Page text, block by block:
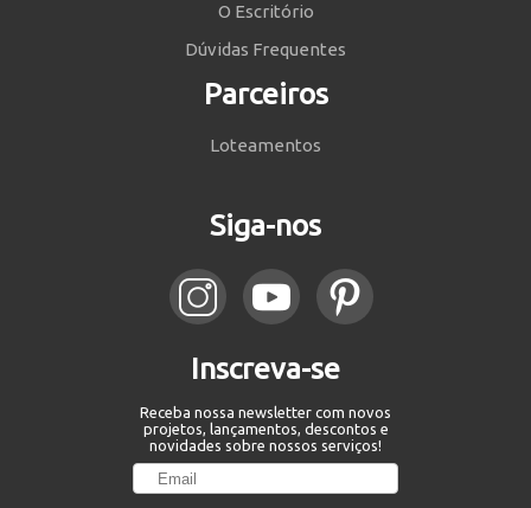
O Escritório
Dúvidas Frequentes
Parceiros
Loteamentos
Siga-nos
Inscreva-se
Receba nossa newsletter com novos
projetos, lançamentos, descontos e
novidades sobre nossos serviços!